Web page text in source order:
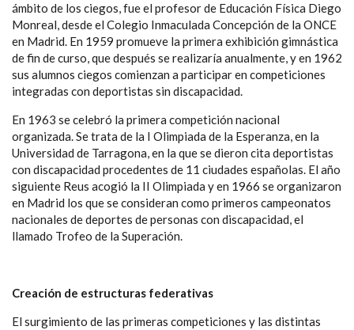
ámbito de los ciegos, fue el profesor de Educación Física Diego
Monreal, desde el Colegio Inmaculada Concepción de la ONCE
en Madrid. En 1959 promueve la primera exhibición gimnástica
de fin de curso, que después se realizaría anualmente, y en 1962
sus alumnos ciegos comienzan a participar en competiciones
integradas con deportistas sin discapacidad.
En 1963 se celebró la primera competición nacional
organizada. Se trata de la I Olimpiada de la Esperanza, en la
Universidad de Tarragona, en la que se dieron cita deportistas
con discapacidad procedentes de 11 ciudades españolas. El año
siguiente Reus acogió la II Olimpiada y en 1966 se organizaron
en Madrid los que se consideran como primeros campeonatos
nacionales de deportes de personas con discapacidad, el
llamado Trofeo de la Superación.
Creación de estructuras federativas
El surgimiento de las primeras competiciones y las distintas